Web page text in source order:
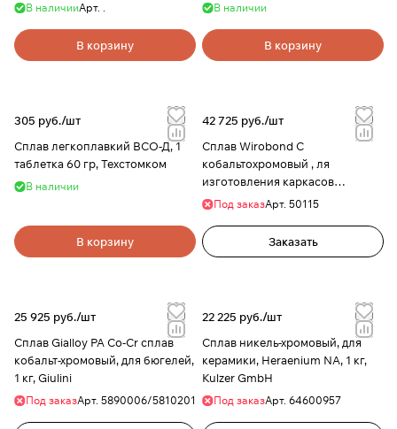
В наличииАрт. .
В корзину
В наличии
В корзину
305 руб./шт
Сплав легкоплавкий ВСО-Д, 1
таблетка 60 гр, Техстомком
В наличии
В корзину
42 725 руб./шт
Сплав Wirobond C
кобальтохромовый , ля
изготовления каркасов
коронок и мостов, 1 кг, Bego
Под заказАрт. 50115
Заказать
25 925 руб./шт
Сплав Gialloy PA Co-Cr сплав
кобальт-хромовый, для бюгелей,
1 кг, Giulini
Под заказАрт. 5890006/5810201
22 225 руб./шт
Сплав никель-хромовый, для
керамики, Heraenium NA, 1 кг,
Kulzer GmbH
Под заказАрт. 64600957